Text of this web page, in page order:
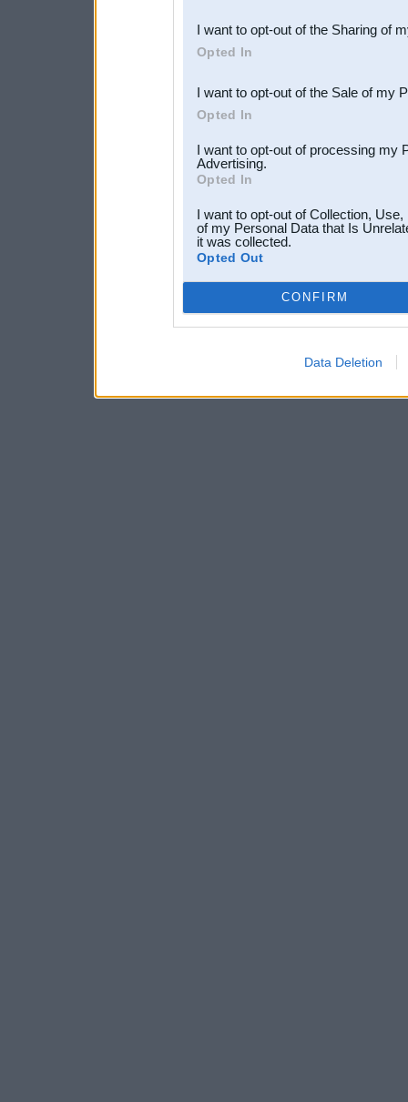
Downstream Participants
third parties.
I want to opt-out of the Sharing of
Opted In
I want to opt-out of the Sale of my
Opted In
I want to opt-out of processing my
Advertising.
Opted In
I want to opt-out of Collection,
of my Personal Data that Is
it was collected.
Opted Out
CONFIRM
Data Deletion